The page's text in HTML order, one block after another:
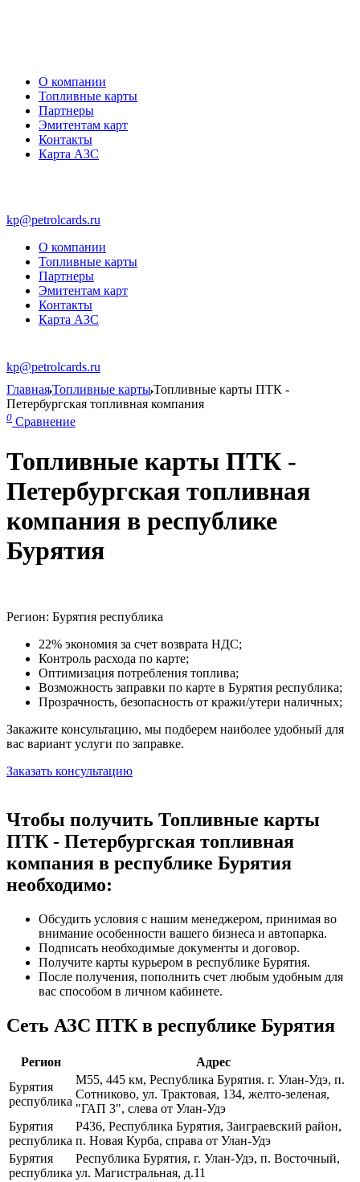
О компании
Топливные карты
Партнеры
Эмитентам карт
Контакты
Карта АЗС
kp@petrolcards.ru
О компании
Топливные карты
Партнеры
Эмитентам карт
Контакты
Карта АЗС
kp@petrolcards.ru
ГлавнаяТопливные картыТопливные карты ПТК -
Петербургская топливная компания
0 Сравнение
Топливные карты ПТК -
Петербургская топливная
компания в республике
Бурятия
Регион: Бурятия республика
22% экономия за счет возврата НДС;
Контроль расхода по карте;
Оптимизация потребления топлива;
Возможность заправки по карте в Бурятия республика;
Прозрачность, безопасность от кражи/утери наличных;
Закажите консультацию, мы подберем наиболее удобный для
вас вариант услуги по заправке.
Заказать консультацию
Чтобы получить Топливные карты
ПТК - Петербургская топливная
компания в республике Бурятия
необходимо:
Обсудить условия с нашим менеджером, принимая во
внимание особенности вашего бизнеса и автопарка.
Подписать необходимые документы и договор.
Получите карты курьером в республике Бурятия.
После получения, пополнить счет любым удобным для
вас способом в личном кабинете.
Сеть АЗС ПТК в республике Бурятия
Регион
Адрес
Бурятия
республика
М55, 445 км, Республика Бурятия. г. Улан-Удэ, п.
Сотниково, ул. Трактовая, 134, желто-зеленая,
"ГАП 3", слева от Улан-Удэ
Бурятия
республика
Р436, Республика Бурятия, Заиграевский район,
п. Новая Курба, справа от Улан-Удэ
Бурятия
республика
Республика Бурятия, г. Улан-Удэ, п. Восточный,
ул. Магистральная, д.11